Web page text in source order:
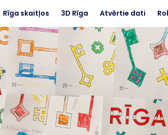
Rīga skaitļos 3D Rīga Atvērtie dati